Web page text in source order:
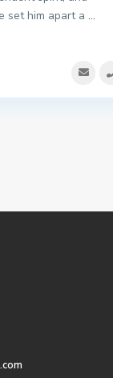
set him apart a ...